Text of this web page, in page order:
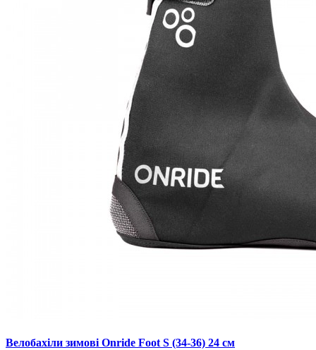
Велобахіли зимові Onride Foot S (34-36) 24 см